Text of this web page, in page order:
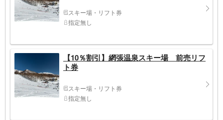
スキー場・リフト券
指定無し
【10％割引】網張温泉スキー場 前売リフ
ト券
スキー場・リフト券
指定無し